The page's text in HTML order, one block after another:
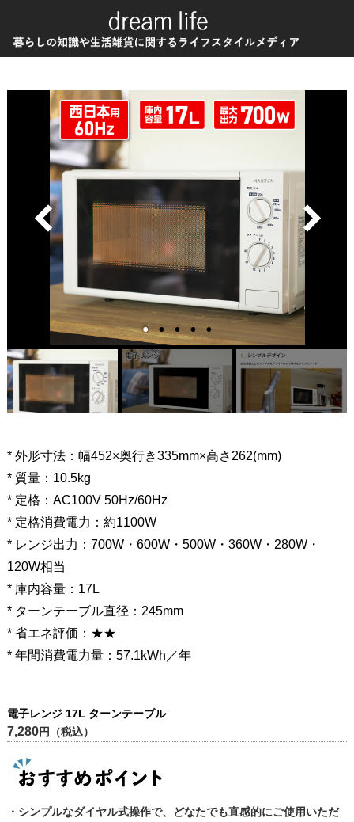
* 外形寸法：幅452×奥行き335mm×高さ262(mm)
* 質量：10.5kg
* 定格：AC100V 50Hz/60Hz
* 定格消費電力：約1100W
* レンジ出力：700W・600W・500W・360W・280W・
120W相当
* 庫内容量：17L
* ターンテーブル直径：245mm
* 省エネ評価：★★
* 年間消費電力量：57.1kWh／年
電子レンジ 17L ターンテーブル
7,280円（税込）
・シンプルなダイヤル式操作で、どなたでも直感的にご使用いただ